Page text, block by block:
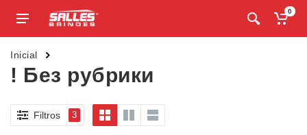
0
Inicial
! Без рубрики
Filtros 3